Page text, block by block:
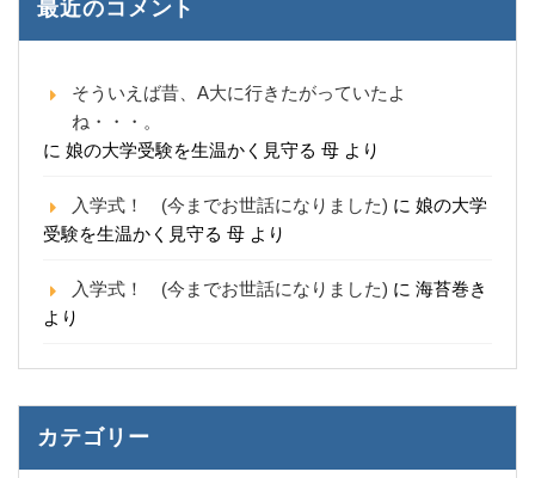
最近のコメント
そういえば昔、A大に行きたがっていたよ
ね・・・。
に 娘の大学受験を生温かく見守る 母 より
入学式！ (今までお世話になりました) に 娘の大学
受験を生温かく見守る 母 より
入学式！ (今までお世話になりました) に 海苔巻き
より
カテゴリー